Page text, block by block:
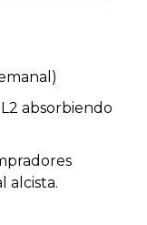
L2 absorbiendo
alcista.